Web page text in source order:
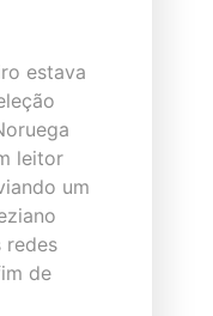
estava
leitor
um
redes
de